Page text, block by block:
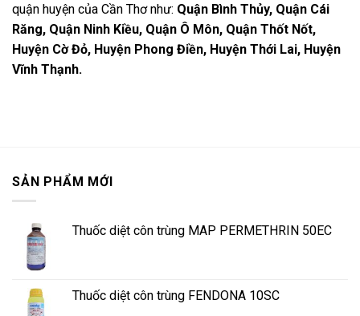
quận huyện của Cần Thơ như: Quận Bình Thủy, Quận Cái
Răng, Quận Ninh Kiều, Quận Ô Môn, Quận Thốt Nốt,
Huyện Cờ Đỏ, Huyện Phong Điền, Huyện Thới Lai, Huyện
Vĩnh Thạnh.
SẢN PHẨM MỚI
Thuốc diệt côn trùng MAP PERMETHRIN 50EC
Thuốc diệt côn trùng FENDONA 10SC